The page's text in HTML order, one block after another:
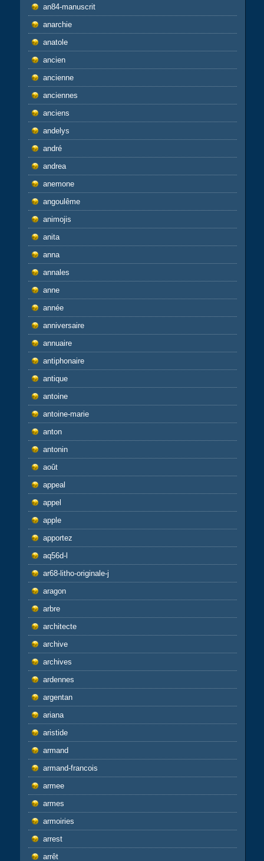
an84-manuscrit
anarchie
anatole
ancien
ancienne
anciennes
anciens
andelys
andré
andrea
anemone
angoulême
animojis
anita
anna
annales
anne
année
anniversaire
annuaire
antiphonaire
antique
antoine
antoine-marie
anton
antonin
août
appeal
appel
apple
apportez
aq56d-l
ar68-litho-originale-j
aragon
arbre
architecte
archive
archives
ardennes
argentan
ariana
aristide
armand
armand-francois
armee
armes
armoiries
arrest
arrêt